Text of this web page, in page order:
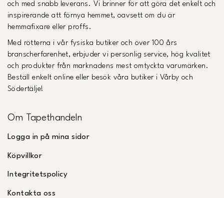
och med snabb leverans. Vi brinner för att göra det enkelt och
inspirerande att förnya hemmet, oavsett om du är
hemmafixare eller proffs.
Med rötterna i vår fysiska butiker och över 100 års
branscherfarenhet, erbjuder vi personlig service, hög kvalitet
och produkter från marknadens mest omtyckta varumärken.
Beställ enkelt online eller besök våra butiker i Vårby och
Södertälje!
Om Tapethandeln
Logga in på mina sidor
Köpvillkor
Integritetspolicy
Kontakta oss